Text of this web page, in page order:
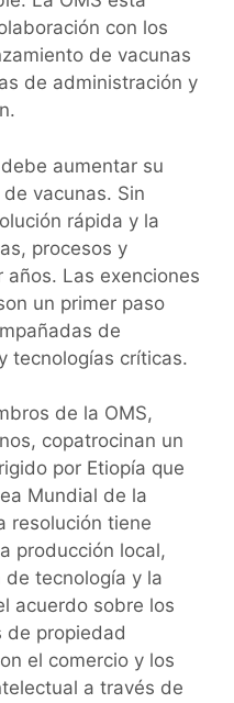
con los
de vacunas
de administración y
aumentar su
vacunas. Sin
rápida y la
procesos y
años. Las exenciones
un primer paso
de
tecnologías críticas.
de la OMS,
copatrocinan un
por Etiopía que
Mundial de la
resolución tiene
producción local,
tecnología y la
acuerdo sobre los
de propiedad
el comercio y los
a través de